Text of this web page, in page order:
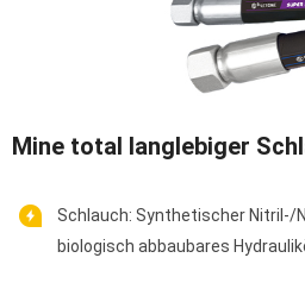
Mine total langlebiger
Schlauch: Synthetischer Nitril-/
biologisch abbaubares